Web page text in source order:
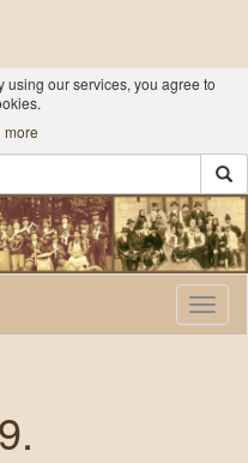
our services, you agree to
more